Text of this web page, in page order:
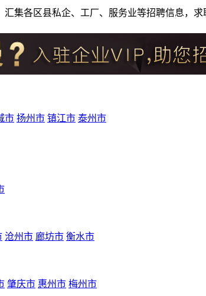
集各区县私企、工厂、服务业等招聘信息，
市 扬州市 镇江市 泰州市
沧州市 廊坊市 衡水市
肇庆市 惠州市 梅州市